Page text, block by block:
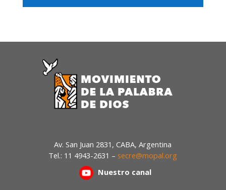
Av. San Juan 2831, CABA, Argentina
Tel.: 11 4943-2631 – secre@mopal.org
Nuestro canal